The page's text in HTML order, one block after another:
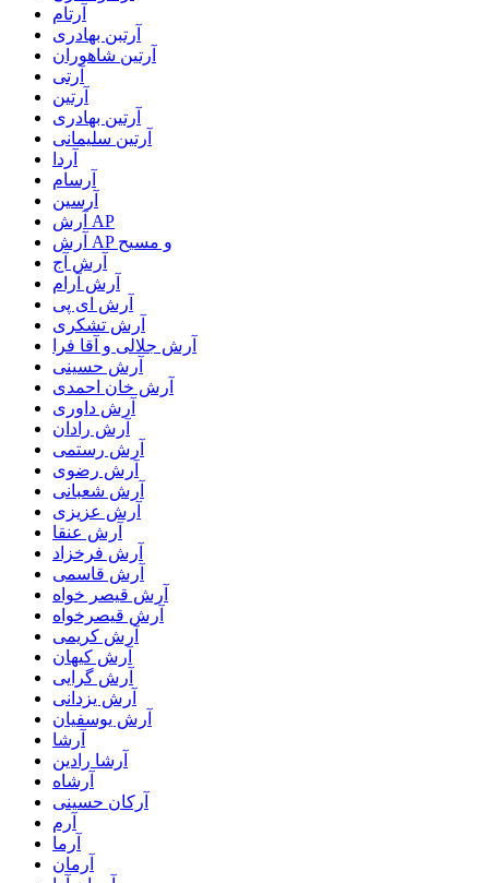
آرتام
آرتبن بهادری
آرتين شاهوران
آرتی
آرتین
آرتین بهادری
آرتین سلیمانی
آردا
آرسام
آرسین
آرش AP
آرش AP و مسیح
آرش آج
آرش آرام
آرش ای پی
آرش تشکری
آرش جلالی و آقا فرا
آرش حسینی
آرش خان احمدی
آرش داوری
آرش رادان
آرش رستمى
آرش رضوی
آرش شعبانی
آرش عزیزی
آرش عنقا
آرش فرخزاد
آرش قاسمی
آرش قیصر خواه
آرش قیصرخواه
آرش کریمی
آرش کیهان
آرش گرایی
آرش یزدانی
آرش یوسفیان
آرشا
آرشا رادین
آرشاه
آرکان حسینی
آرم
آرما
آرمان